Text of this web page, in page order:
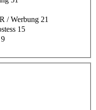
/ Werbung 21
15
9